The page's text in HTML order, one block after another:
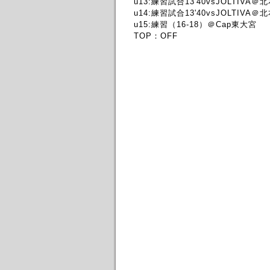
u14:練習試合13'40vsJOLTIVA＠北
u15:練習（16-18）＠Cap東大宮
TOP：OFF